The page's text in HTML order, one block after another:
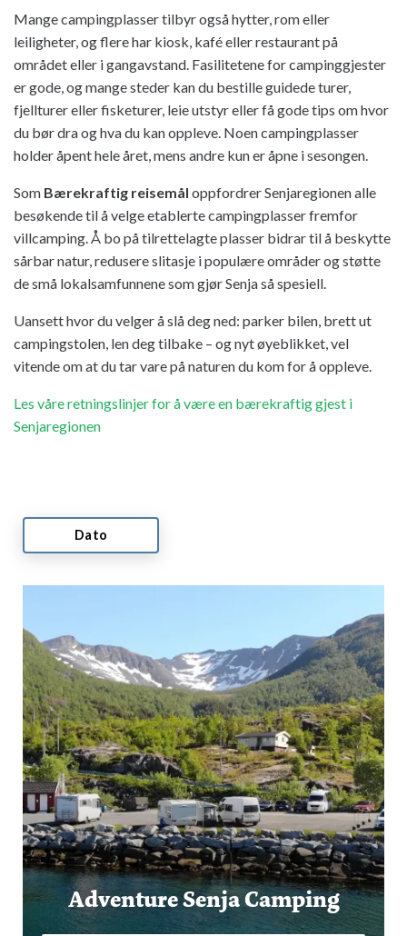
Mange campingplasser tilbyr også hytter, rom eller
leiligheter, og flere har kiosk, kafé eller restaurant på
området eller i gangavstand. Fasilitetene for campinggjester
er gode, og mange steder kan du bestille guidede turer,
fjellturer eller fisketurer, leie utstyr eller få gode tips om hvor
du bør dra og hva du kan oppleve. Noen campingplasser
holder åpent hele året, mens andre kun er åpne i sesongen.
Som Bærekraftig reisemål oppfordrer Senjaregionen alle
besøkende til å velge etablerte campingplasser fremfor
villcamping. Å bo på tilrettelagte plasser bidrar til å beskytte
sårbar natur, redusere slitasje i populære områder og støtte
de små lokalsamfunnene som gjør Senja så spesiell.
Uansett hvor du velger å slå deg ned: parker bilen, brett ut
campingstolen, len deg tilbake – og nyt øyeblikket, vel
vitende om at du tar vare på naturen du kom for å oppleve.
Les våre retningslinjer for å være en bærekraftig gjest i
Senjaregionen
Dato
Adventure Senja Camping